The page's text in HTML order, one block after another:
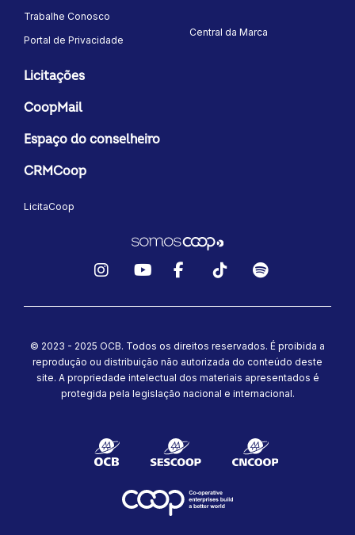
Trabalhe Conosco
Portal de Privacidade
Central da Marca
Licitações
CoopMail
Espaço do conselheiro
CRMCoop
LicitaCoop
© 2023 - 2025 OCB. Todos os direitos reservados. É proibida a
reprodução ou distribuição não autorizada do conteúdo deste
site. A propriedade intelectual dos materiais apresentados é
protegida pela legislação nacional e internacional.